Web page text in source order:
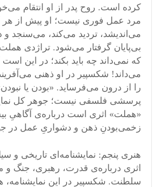
کرده است. روح پدر از او انتقام
مرد عمل فوری نیست؛ او پیش از
می‌اندیشد، تردید می‌کند، می‌سنجد و
بی‌پایان گرفتار می‌شود. تراژدی
که نمی‌داند چه باید بکند؛ در این
می‌داند! شکسپیر در او ذهنی
را از درون می‌فرساید. «بودن یا
پرسشی فلسفی نیست؛ جوهر کل
«هملت» اثری است درباره‌ی آگاهیِ
زخمی‌بودنِ ذهن و دشواریِ عمل در
هنری پنجم: نمایشنامه‌ای تاریخی و
اثری درباره‌ی قدرت، رهبری، جنگ
سلطنت. شکسپیر در این نمایشنامه،